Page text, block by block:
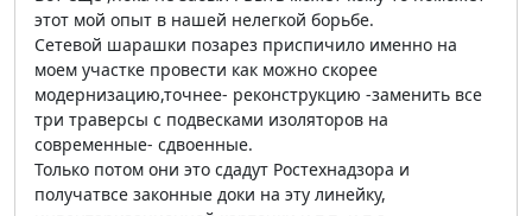
этот мой опыт в нашей нелегкой борьбе.
Сетевой шарашки позарез приспичило именно на
моем участке провести как можно скорее
модернизацию,точнее- реконструкцию -заменить все
три траверсы с подвесками изоляторов на
современные- сдвоенные.
Только потом они это сдадут Ростехнадзора и
получатвсе законные доки на эту линейку,